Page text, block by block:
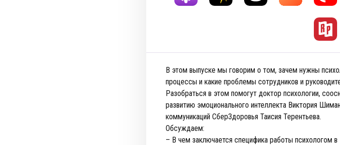
В этом выпуске мы говорим о том, зачем нужны
процессы и какие проблемы сотрудников и
Разобраться в этом помогут доктор психологии,
развитию эмоционального интеллекта Виктория
коммуникаций СберЗдоровья Таисия Терентьева.
Обсуждаем:
– В чем заключается специфика работы психологом в